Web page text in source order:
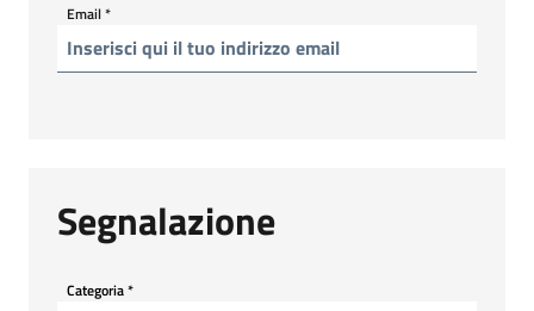
Email*
Segnalazione
Categoria*